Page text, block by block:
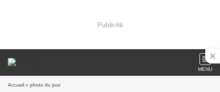
Publicité
MENU
Accueil » photo du jour